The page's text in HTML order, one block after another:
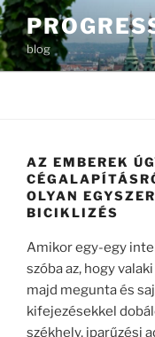
Tartalomhoz
blog
AZ EMBEREK
OLYAN
BICIKLIZÉS
Amikor egy-egy
szóba az, hogy
majd megunta és
kifejezésekkel
székhely, iparűzési